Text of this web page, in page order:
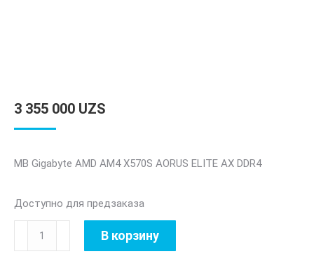
3 355 000 UZS
MB Gigabyte AMD AM4 X570S AORUS ELITE AX DDR4
Доступно для предзаказа
Количество
товара
В корзину